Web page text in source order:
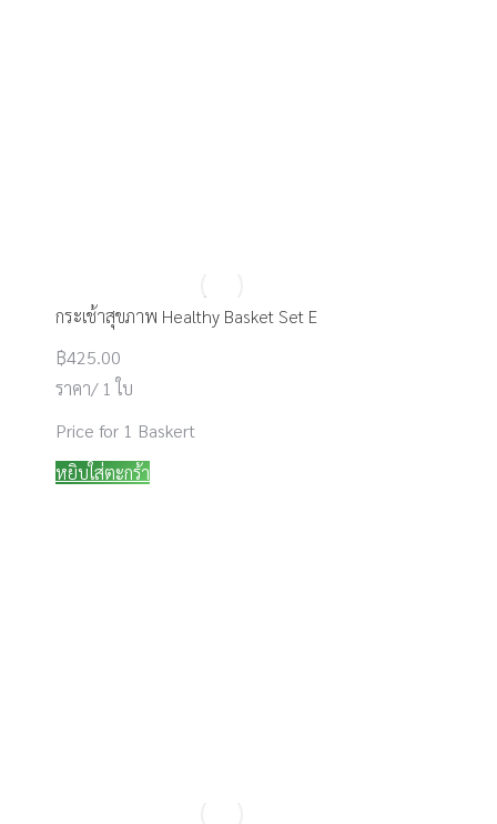
กระเช้าสุขภาพ Healthy Basket Set E
฿425.00
ราคา/ 1 ใบ
Price for 1 Baskert
หยิบใส่ตะกร้า